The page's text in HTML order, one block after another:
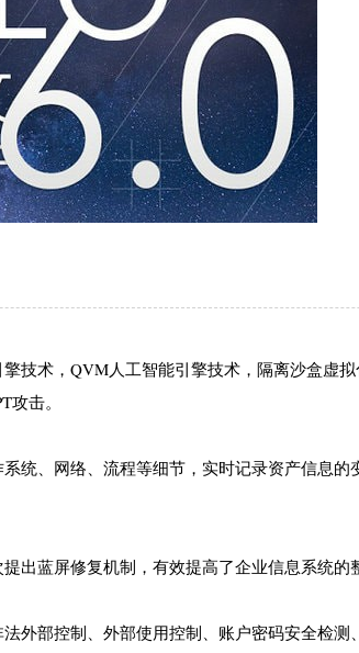
技术，QVM人工智能引擎技术，隔离沙盒虚
击。
统、网络、流程等细节，实时记录资产信息
出蓝屏修复机制，有效提高了企业信息系统的
外部控制、外部使用控制、账户密码安全检测